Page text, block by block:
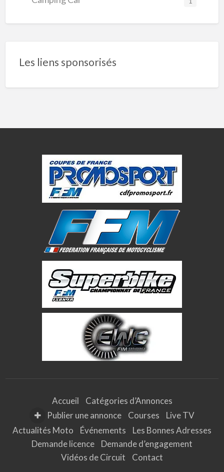
Les liens sponsorisés
Accueil
Catégories d’Annonces
Publier une annonce
Courses
Live TV
Actualités Moto
Événements
Les Bonnes Adresses
Demande licence
Demande d’engagement
Vidéos de Circuit
Contact